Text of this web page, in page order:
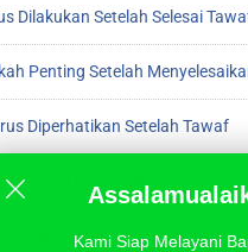
Dilakukan Setelah Selesai
Penting Setelah
Diperhatikan Setelah Tawaf
Setelah Beres Tawaf di Ka’bah
Setelah Menyelesaikan Tawaf
Kami Siap Melayani